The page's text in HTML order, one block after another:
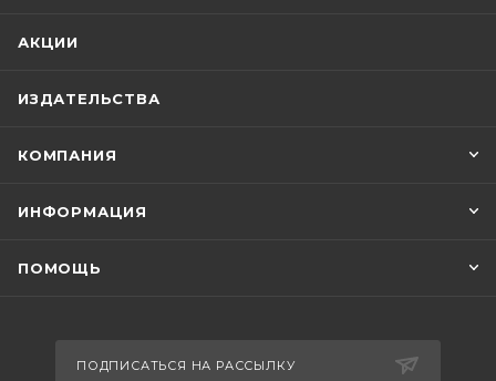
АКЦИИ
ИЗДАТЕЛЬСТВА
КОМПАНИЯ
ИНФОРМАЦИЯ
ПОМОЩЬ
ПОДПИСАТЬСЯ НА РАССЫЛКУ